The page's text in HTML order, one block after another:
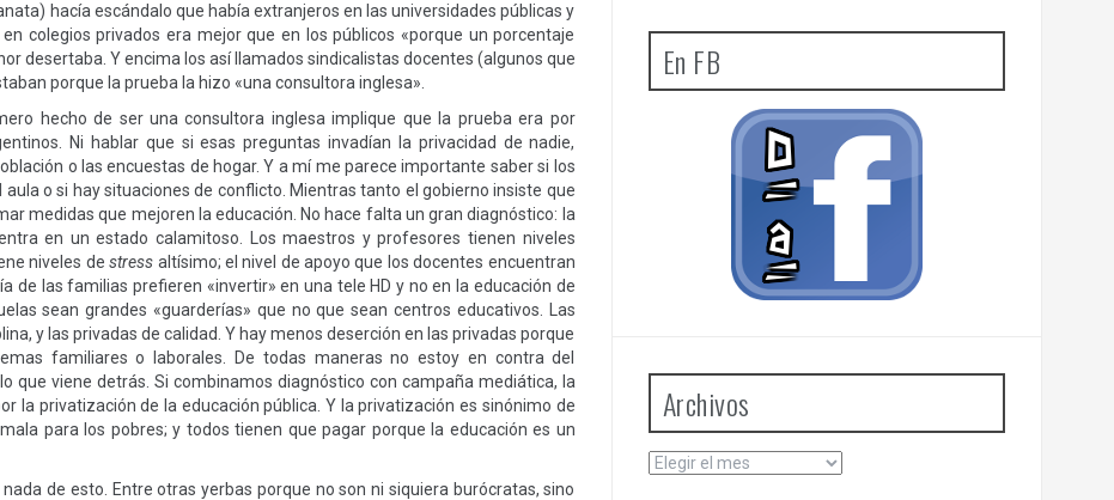
hacía escándalo que había extranjeros en las universidades públicas y
colegios privados era mejor que en los públicos «porque un porcentaje
desertaba. Y encima los así llamados sindicalistas docentes (algunos que
porque la prueba la hizo «una consultora inglesa».
hecho de ser una consultora inglesa implique que la prueba era por
Ni hablar que si esas preguntas invadían la privacidad de nadie,
o las encuestas de hogar. Y a mí me parece importante saber si los
o si hay situaciones de conflicto. Mientras tanto el gobierno insiste que
medidas que mejoren la educación. No hace falta un gran diagnóstico: la
en un estado calamitoso. Los maestros y profesores tienen niveles
niveles destress altísimo; el nivel de apoyo que los docentes encuentran
de las familias prefieren «invertir» en una tele HD y no en la educación de
sean grandes «guarderías» que no que sean centros educativos. Las
y las privadas de calidad. Y hay menos deserción en las privadas porque
familiares o laborales. De todas maneras no estoy en contra del
que viene detrás. Si combinamos diagnóstico con campaña mediática, la
la privatización de la educación pública. Y la privatización es sinónimo de
para los pobres; y todos tienen que pagar porque la educación es un
de esto. Entre otras yerbas porque no son ni siquiera burócratas, sino
En FB
Archivos
Archivos